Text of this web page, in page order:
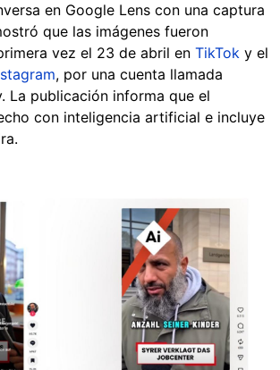
en Google Lens con una captura
que las imágenes fueron
vez el 23 de abril en TikTok y el
, por una cuenta llamada
La publicación informa que el
con inteligencia artificial e incluye